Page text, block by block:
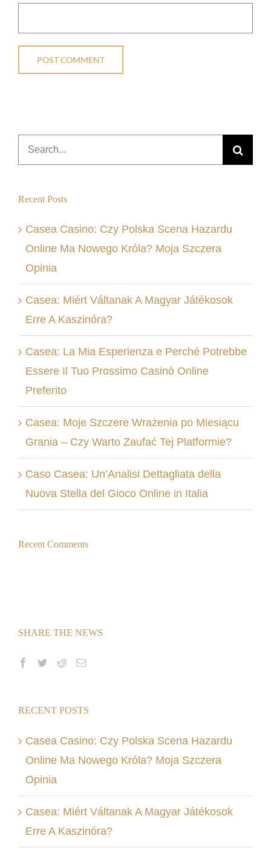
Search
for:
Recent Posts
Casea Casino: Czy Polska Scena Hazardu
Online Ma Nowego Króla? Moja Szczera
Opinia
Casea: Miért Váltanak A Magyar Játékosok
Erre A Kaszinóra?
Casea: La Mia Esperienza e Perché Potrebbe
Essere Il Tuo Prossimo Casinò Online
Preferito
Casea: Moje Szczere Wrażenia po Miesiącu
Grania – Czy Warto Zaufać Tej Platformie?
Caso Casea: Un’Analisi Dettagliata della
Nuova Stella del Gioco Online in Italia
Recent Comments
SHARE THE NEWS
RECENT POSTS
Casea Casino: Czy Polska Scena Hazardu
Online Ma Nowego Króla? Moja Szczera
Opinia
Casea: Miért Váltanak A Magyar Játékosok
Erre A Kaszinóra?